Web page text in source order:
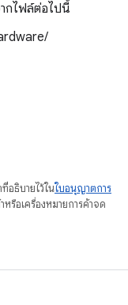
กไฟล์ต่อไปนี้
อธิบายไว้ในใบอนุญาตการ
รือเครื่องหมายการค้าจด